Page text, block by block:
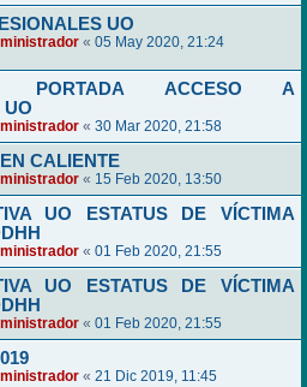
UO
« 05 May 2020, 21:24
PORTADA ACCESO A
UO
« 30 Mar 2020, 21:58
CALIENTE
« 15 Feb 2020, 13:50
UO ESTATUS DE VÍCTIMA
« 01 Feb 2020, 21:55
UO ESTATUS DE VÍCTIMA
« 01 Feb 2020, 21:55
« 21 Dic 2019, 11:45